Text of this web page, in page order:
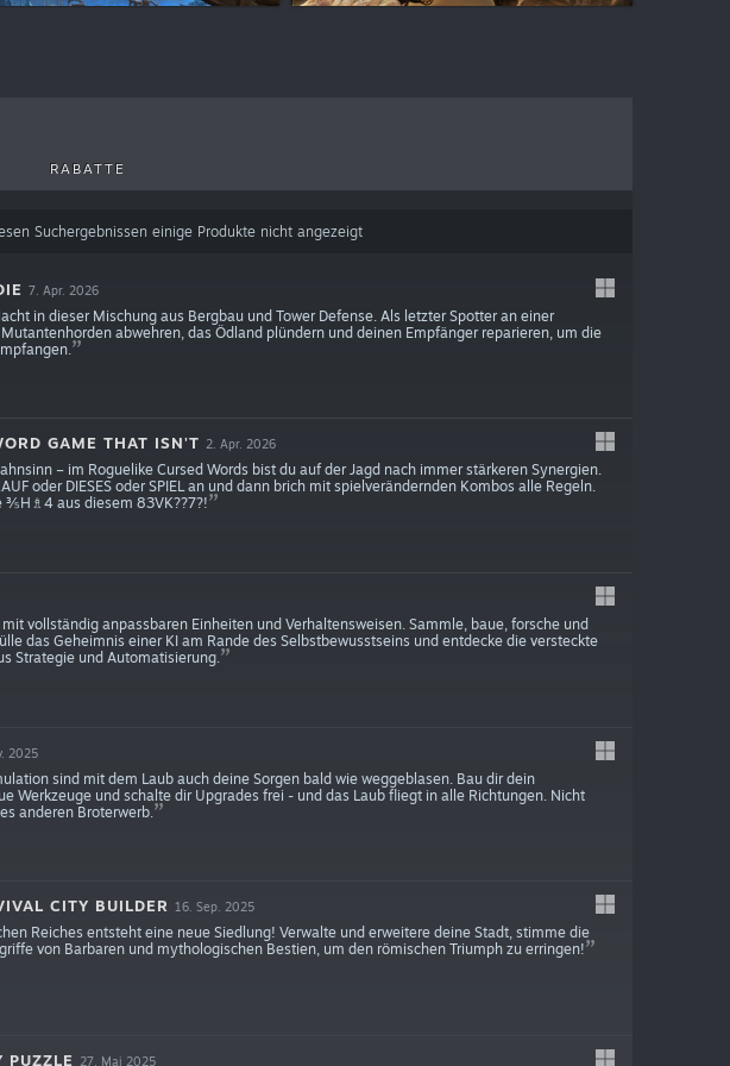
RABATTE
Suchergebnissen einige Produkte nicht angezeigt
7. Apr. 2026
in dieser Mischung aus Bergbau und Tower Defense. Als letzter Spotter an einer
abwehren, das Ödland plündern und deinen Empfänger reparieren, um die
GAME THAT ISN'T 2. Apr. 2026
– im Roguelike Cursed Words bist du auf der Jagd nach immer stärkeren Synergien.
oder DIESES oder SPIEL an und dann brich mit spielverändernden Kombos alle Regeln.
aus diesem 83VK??7?!
vollständig anpassbaren Einheiten und Verhaltensweisen. Sammle, baue, forsche und
das Geheimnis einer KI am Rande des Selbstbewusstseins und entdecke die versteckte
Strategie und Automatisierung.
2025
sind mit dem Laub auch deine Sorgen bald wie weggeblasen. Bau dir dein
Werkzeuge und schalte dir Upgrades frei - und das Laub fliegt in alle Richtungen. Nicht
anderen Broterwerb.
CITY BUILDER 16. Sep. 2025
Reiches entsteht eine neue Siedlung! Verwalte und erweitere deine Stadt, stimme die
von Barbaren und mythologischen Bestien, um den römischen Triumph zu erringen!
PUZZLE 27. Mai 2025